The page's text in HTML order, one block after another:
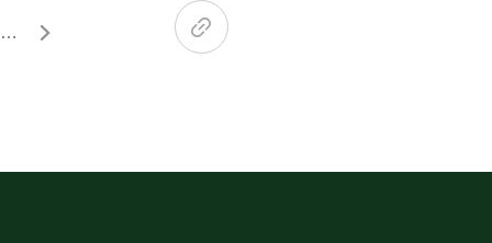
帆落处，见文明——董宇辉与伏尔加的时光对谈